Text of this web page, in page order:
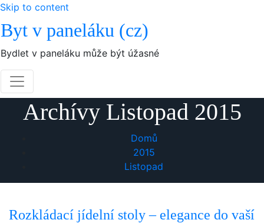
Skip to content
Byt v paneláku (cz)
Bydlet v paneláku může být úžasné
Archívy Listopad 2015
Domů
2015
Listopad
Rozkládací jídelní stoly – elegance do vaší